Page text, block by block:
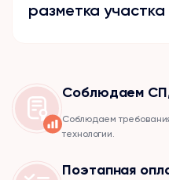
разметка участка
Соблюдаем
Соблюдаем
технологии.
Поэтапная